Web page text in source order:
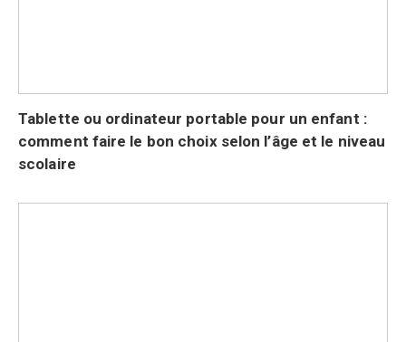
Tablette ou ordinateur portable pour un enfant :
comment faire le bon choix selon l’âge et le niveau
scolaire